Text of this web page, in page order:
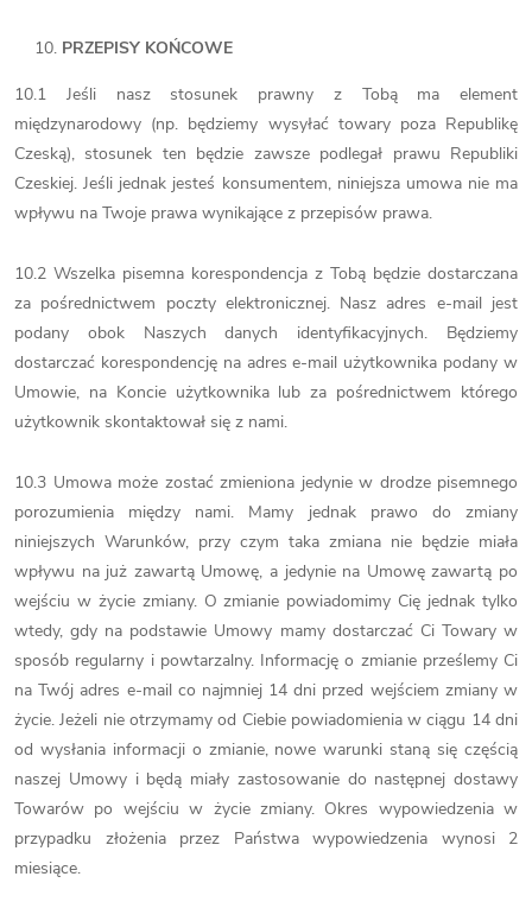
PRZEPISY KOŃCOWE
10.1 Jeśli nasz stosunek prawny z Tobą ma element
międzynarodowy (np. będziemy wysyłać towary poza Republikę
Czeską), stosunek ten będzie zawsze podlegał prawu Republiki
Czeskiej. Jeśli jednak jesteś konsumentem, niniejsza umowa nie ma
wpływu na Twoje prawa wynikające z przepisów prawa.
10.2 Wszelka pisemna korespondencja z Tobą będzie dostarczana
za pośrednictwem poczty elektronicznej. Nasz adres e-mail jest
podany obok Naszych danych identyfikacyjnych. Będziemy
dostarczać korespondencję na adres e-mail użytkownika podany w
Umowie, na Koncie użytkownika lub za pośrednictwem którego
użytkownik skontaktował się z nami.
10.3 Umowa może zostać zmieniona jedynie w drodze pisemnego
porozumienia między nami. Mamy jednak prawo do zmiany
niniejszych Warunków, przy czym taka zmiana nie będzie miała
wpływu na już zawartą Umowę, a jedynie na Umowę zawartą po
wejściu w życie zmiany. O zmianie powiadomimy Cię jednak tylko
wtedy, gdy na podstawie Umowy mamy dostarczać Ci Towary w
sposób regularny i powtarzalny. Informację o zmianie prześlemy Ci
na Twój adres e-mail co najmniej 14 dni przed wejściem zmiany w
życie. Jeżeli nie otrzymamy od Ciebie powiadomienia w ciągu 14 dni
od wysłania informacji o zmianie, nowe warunki staną się częścią
naszej Umowy i będą miały zastosowanie do następnej dostawy
Towarów po wejściu w życie zmiany. Okres wypowiedzenia w
przypadku złożenia przez Państwa wypowiedzenia wynosi 2
miesiące.